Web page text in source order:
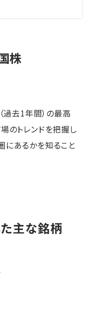
株
過去1年間）の最高
のトレンドを把握し
にあるかを知ること
主な銘柄